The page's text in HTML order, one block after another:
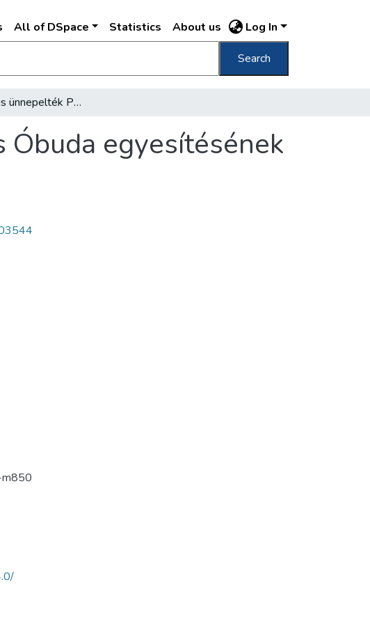
All of DSpace Statistics About us Log In
Search
A cigányok is ünnepelték Pest, Buda és Óbuda egyesítésének ötvenedik évfordulóját
Óbuda egyesítésének